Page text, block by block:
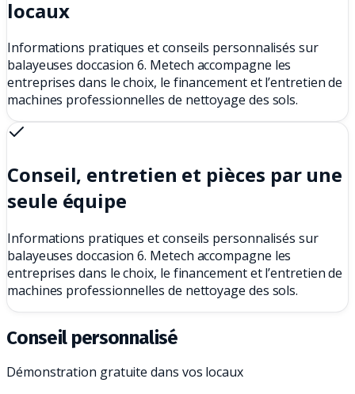
locaux
Informations pratiques et conseils personnalisés sur
balayeuses doccasion 6. Metech accompagne les
entreprises dans le choix, le financement et l’entretien de
machines professionnelles de nettoyage des sols.
Conseil, entretien et pièces par une
seule équipe
Informations pratiques et conseils personnalisés sur
balayeuses doccasion 6. Metech accompagne les
entreprises dans le choix, le financement et l’entretien de
machines professionnelles de nettoyage des sols.
Conseil personnalisé
Démonstration gratuite dans vos locaux